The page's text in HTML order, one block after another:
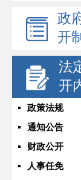
政
开
法
开
政策法规
通知公告
财政公开
人事任免